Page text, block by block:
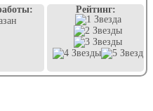
Рейтинг: